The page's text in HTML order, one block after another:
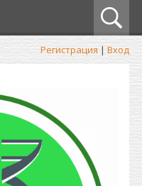
Регистрация | Вход